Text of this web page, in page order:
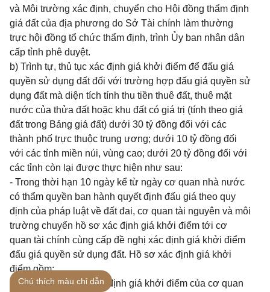
và Môi trường xác định, chuyển cho Hội đồng thẩm định
giá đất của địa phương do Sở Tài chính làm thường
trực hội đồng tổ chức thẩm định, trình Ủy ban nhân dân
cấp tỉnh phê duyệt.
b) Trình tự, thủ tục xác định giá khởi điểm để đấu giá
quyền sử dụng đất đối với trường hợp đấu giá quyền sử
dụng đất mà diện tích tính thu tiền thuê đất, thuê mặt
nước của thửa đất hoặc khu đất có giá trị (tính theo giá
đất trong Bảng giá đất) dưới 30 tỷ đồng đối với các
thành phố trực thuộc trung ương; dưới 10 tỷ đồng đối
với các tỉnh miền núi, vùng cao; dưới 20 tỷ đồng đối với
các tỉnh còn lại được thực hiện như sau:
- Trong thời hạn 10 ngày kể từ ngày cơ quan nhà nước
có thẩm quyền ban hành quyết định đấu giá theo quy
định của pháp luật về đất đai, cơ quan tài nguyên và môi
trường chuyển hồ sơ xác định giá khởi điểm tới cơ
quan tài chính cùng cấp đề nghị xác định giá khởi điểm
đấu giá quyền sử dụng đất. Hồ sơ xác định giá khởi
điểm gồm:
+ Văn bản đề nghị xác định giá khởi điểm của cơ quan
Chú thích màu chỉ dẫn